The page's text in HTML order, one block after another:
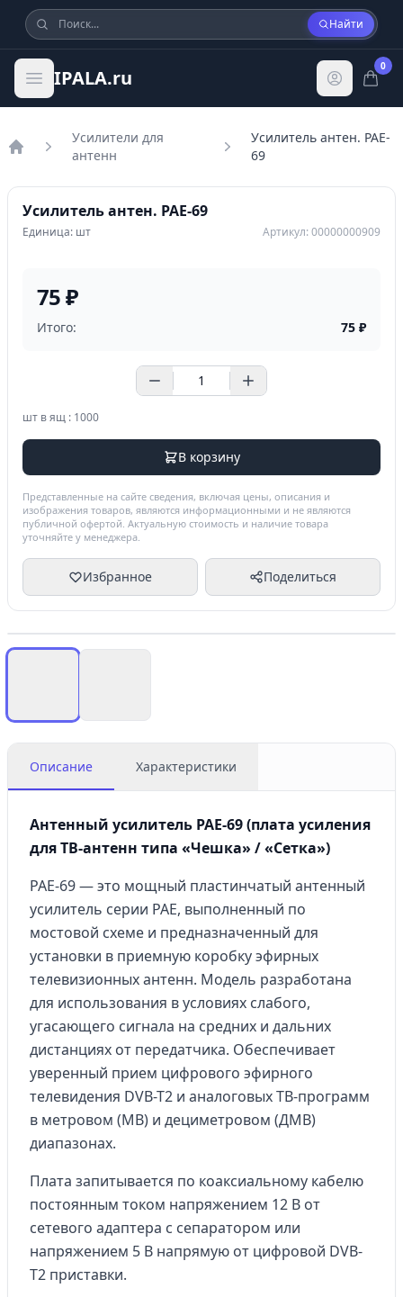
Найти
IPALA.ru
0
Усилители для
антенн
Усилитель антен. PAE-
69
Усилитель антен. PAE-69
Единица: шт Артикул: 00000000909
75 ₽
Итого: 75 ₽
шт в ящ : 1000
В корзину
Представленные на сайте сведения, включая цены, описания и
изображения товаров, являются информационными и не являются
публичной офертой. Актуальную стоимость и наличие товара
уточняйте у менеджера.
Избранное Поделиться
Описание Характеристики
Антенный усилитель PAE-69 (плата усиления
для ТВ-антенн типа «Чешка» / «Сетка»)
PAE-69 — это мощный пластинчатый антенный
усилитель серии PAE, выполненный по
мостовой схеме и предназначенный для
установки в приемную коробку эфирных
телевизионных антенн. Модель разработана
для использования в условиях слабого,
угасающего сигнала на средних и дальних
дистанциях от передатчика. Обеспечивает
уверенный прием цифрового эфирного
телевидения DVB-T2 и аналоговых ТВ-программ
в метровом (МВ) и дециметровом (ДМВ)
диапазонах.
Плата запитывается по коаксиальному кабелю
постоянным током напряжением 12 В от
сетевого адаптера с сепаратором или
напряжением 5 В напрямую от цифровой DVB-
T2 приставки.